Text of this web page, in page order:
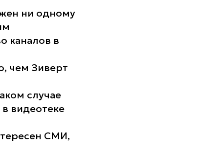
ни одному
каналов в
чем Зиверт
случае
в видеотеке
СМИ,